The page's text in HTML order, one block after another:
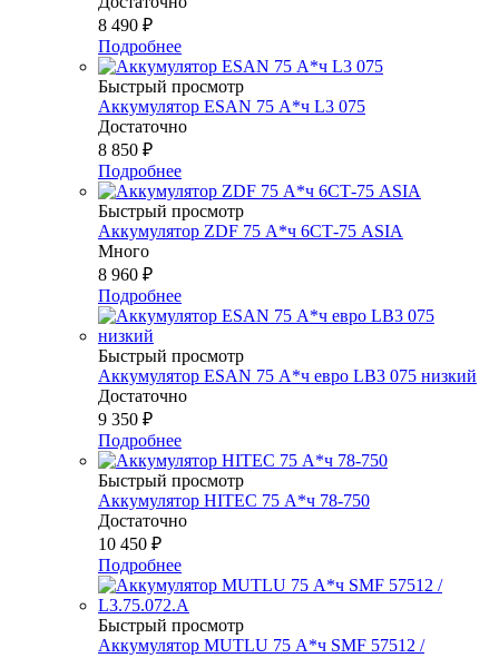
8 490 ₽
Подробнее
Быстрый просмотр
Аккумулятор ESAN 75 А*ч L3 075
Достаточно
8 850 ₽
Подробнее
Быстрый просмотр
Аккумулятор ZDF 75 А*ч 6СТ-75 ASIA
Много
8 960 ₽
Подробнее
Быстрый просмотр
Аккумулятор ESAN 75 А*ч евро LB3 075 низкий
Достаточно
9 350 ₽
Подробнее
Быстрый просмотр
Аккумулятор HITEC 75 А*ч 78-750
Достаточно
10 450 ₽
Подробнее
Быстрый просмотр
Аккумулятор MUTLU 75 А*ч SMF 57512 /